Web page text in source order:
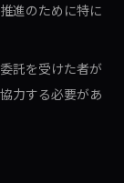
進のために特に
託を受けた者が
力する必要があ